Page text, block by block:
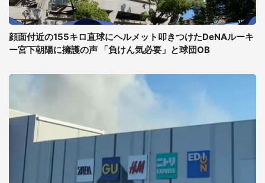
顔面付近の155キロ直球にヘルメット叩きつけたDeNAルーキ
ー宮下朝陽に擁護の声 「負けん気必要」と球団OB